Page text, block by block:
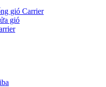
gió Carrier
gió